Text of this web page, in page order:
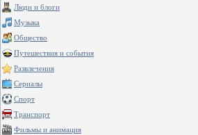
Люди и блоги
Музыка
Общество
Путешествия и события
Развлечения
Сериалы
Спорт
Транспорт
Фильмы и анимация